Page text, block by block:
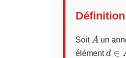
Soit
A
un
élément
d